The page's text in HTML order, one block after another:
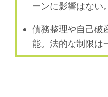
ーンに影響はない。
債務整理や自己破
能。法的な制限は